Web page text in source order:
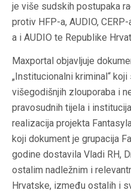
je više sudskih postupaka
protiv HFP-a, AUDIO,
a i AUDIO te Republike
Maxportal objavljuje
„Institucionalni kriminal“
višegodišnjih zlouporaba i
pravosudnih tijela i
realizacija projekta
koji dokument je grupacija
godine dostavila Vladi RH,
ostalim nadležnim i
Hrvatske, između ostalih i